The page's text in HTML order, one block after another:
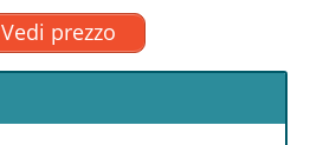
Vedi prezzo